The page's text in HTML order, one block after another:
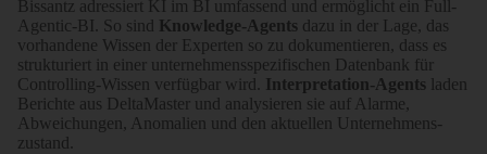
Bissantz adressiert KI im BI umfassend und ermöglicht ein Full-
Agentic-BI. So sind Knowledge-Agents dazu in der Lage, das
vorhandene Wissen der Experten so zu doku­mentieren, dass es
strukturiert in einer unter­nehmens­spezifischen Datenbank für
Controlling-Wissen verfügbar wird.
Interpretation-Agents laden
Berichte aus DeltaMaster und analysieren sie auf Alarme,
Abweichungen, Anomalien und den aktuellen Unternehmens­
zustand.